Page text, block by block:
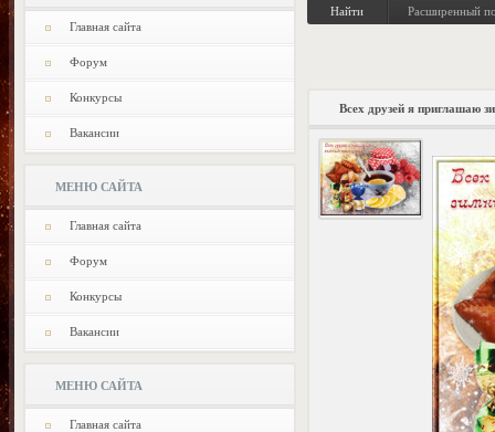
Главная сайта
Форум
Конкурсы
Вакансии
МЕНЮ САЙТА
Главная сайта
Форум
Конкурсы
Вакансии
МЕНЮ САЙТА
Главная сайта
Расширенный
Всех друзей я приглашаю